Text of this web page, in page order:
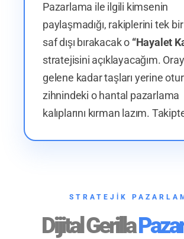
Pazarlama ile ilgili kimsenin
paylaşmadığı, rakiplerini tek
saf dışı bırakacak o “Hayalet
stratejisini açıklayacağım.
gelene kadar taşları yerine
zihnindeki o hantal pazarlama
kalıplarını kırman lazım.
STRATEJİK
Dijital Gerilla